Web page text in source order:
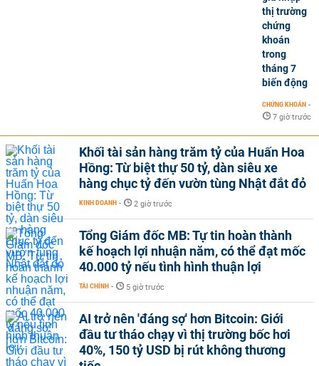
thị trường
chứng
khoán
trong
tháng 7
biến động
CHỨNG KHOÁN -
7 giờ trước
Khối tài sản hàng trăm tỷ của Huấn Hoa
Hồng: Từ biệt thự 50 tỷ, dàn siêu xe
hàng chục tỷ đến vườn tùng Nhật đắt đỏ
KINH DOANH - 2 giờ trước
Tổng Giám đốc MB: Tự tin hoàn thành
kế hoạch lợi nhuận năm, có thể đạt mốc
40.000 tỷ nếu tình hình thuận lợi
TÀI CHÍNH - 5 giờ trước
AI trở nên 'đáng sợ' hơn Bitcoin: Giới
đầu tư tháo chạy vì thị trường bốc hơi
40%, 150 tỷ USD bị rút không thương